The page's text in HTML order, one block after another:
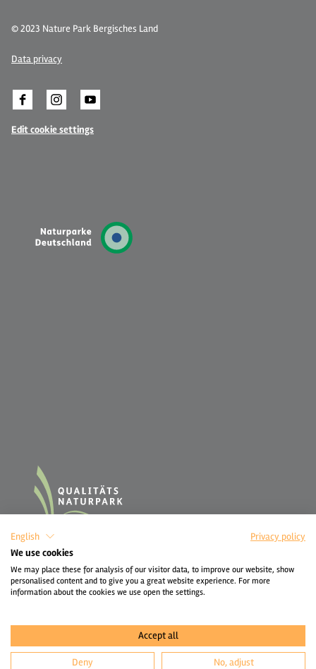
© 2023 Nature Park Bergisches Land
Data privacy
Edit cookie settings
English
Privacy policy
We use cookies
We may place these for analysis of our visitor data, to improve our website, show
personalised content and to give you a great website experience. For more
information about the cookies we use open the settings.
Accept all
Deny No, adjust